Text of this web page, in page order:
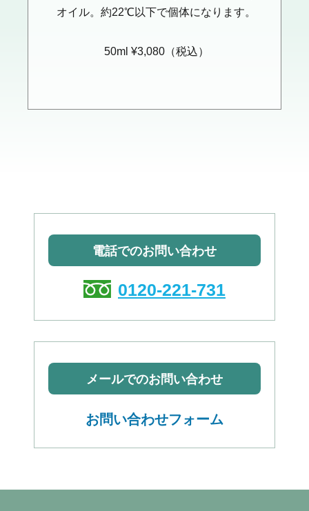
オイル。約22℃以下で個体になります。
50ml ¥3,080（税込）
電話でのお問い合わせ
0120-221-731
メールでのお問い合わせ
お問い合わせフォーム